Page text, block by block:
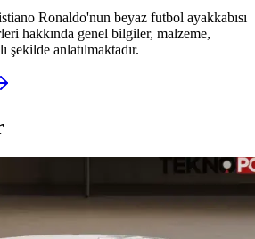
Ronaldo'nun beyaz futbol ayakkabısı
hakkında genel bilgiler, malzeme,
şekilde anlatılmaktadır.